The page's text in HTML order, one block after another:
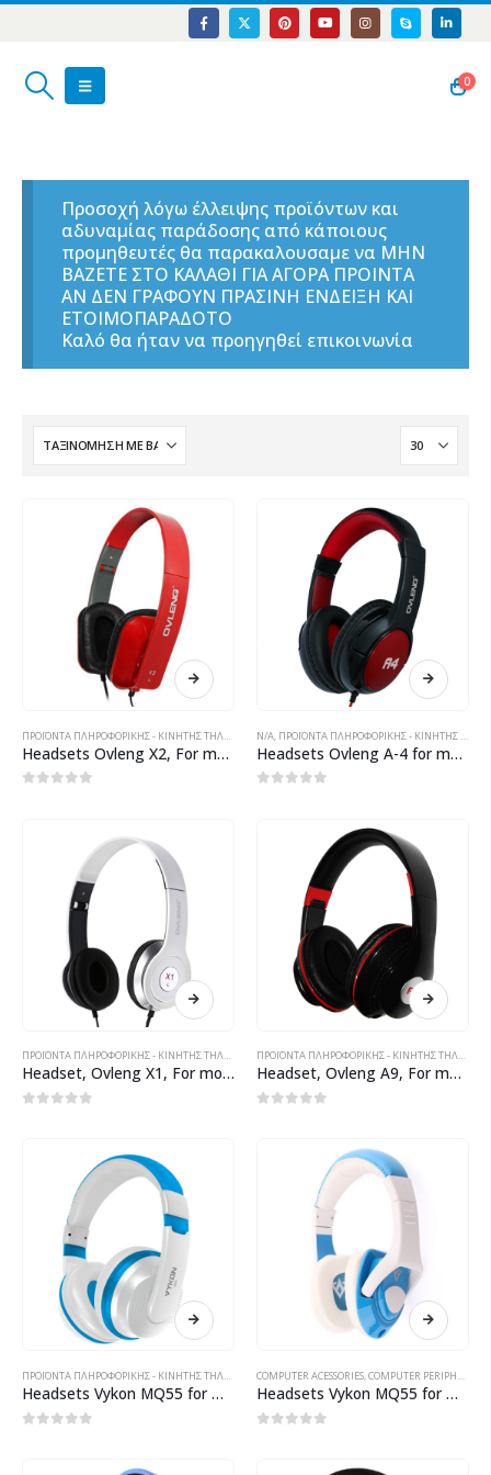
0
Προσοχή λόγω έλλειψης προϊόντων και
αδυναμίας παράδοσης από κάποιους
προμηθευτές θα παρακαλουσαμε να ΜΗΝ
ΒΑΖΕΤΕ ΣΤΟ ΚΑΛΑΘΙ ΓΙΑ ΑΓΟΡΑ ΠΡΟΙΝΤΑ
ΑΝ ΔΕΝ ΓΡΑΦΟΥΝ ΠΡΑΣΙΝΗ ΕΝΔΕΙΞΗ ΚΑΙ
ΕΤΟΙΜΟΠΑΡΑΔΟΤΟ
Καλό θα ήταν να προηγηθεί επικοινωνία
Headsets Ovleng X2, For mobile phones, With microphone, Different color – 20268
N/A ΠΡΟΪΌΝΤΑ ΠΛΗΡΟΦΟΡΙΚΉΣ - ΚΙΝΗΤΉΣ ΤΗΛΕΦΩΝΊΑΣ - ΗΛΕΚΤΡΟΝΙΚΆ
Headsets Ovleng A-4 for mobile phones with microphone, Audio, Different color – 20228
ΠΡΟΪΌΝΤΑ ΠΛΗΡΟΦΟΡΙΚΉΣ - ΚΙΝΗΤΉΣ ΤΗΛΕΦΩΝΊΑΣ - ΗΛΕΚΤΡΟΝΙΚΆ
Headset, Ovleng X1, For mobile phones with microphone, Different colors – 20336
ΠΡΟΪΌΝΤΑ ΠΛΗΡΟΦΟΡΙΚΉΣ - ΚΙΝΗΤΉΣ ΤΗΛΕΦΩΝΊΑΣ - ΗΛΕΚΤΡΟΝΙΚΆ
Headset, Ovleng A9, For mobile phones with microphone, Different colors – 20335
ΠΡΟΪΌΝΤΑ ΠΛΗΡΟΦΟΡΙΚΉΣ - ΚΙΝΗΤΉΣ ΤΗΛΕΦΩΝΊΑΣ - ΗΛΕΚΤΡΟΝΙΚΆ
Headsets Vykon MQ55 for mobile phones with a microphone, audio, blue- 20235
COMPUTER ACESSORIES,COMPUTER PERIPHERALS
Headsets Vykon MQ55 for mobile phones with a microphone, audio, different colors – 20236